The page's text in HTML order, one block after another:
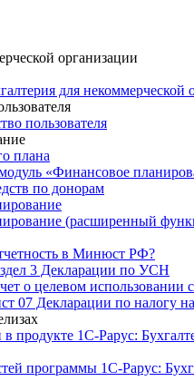
организации
для некоммерческой
пользователя
плана
«Финансовое
по донорам
(расширенный
в Минюст РФ?
3 Декларации по УСН
о целевом использовании
07 Декларации по налогу
продукте 1С-Рарус:
программы 1С-Рарус: